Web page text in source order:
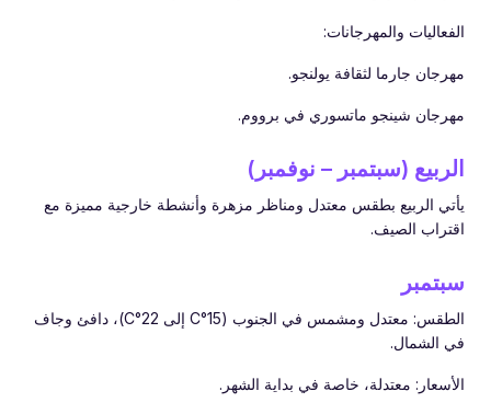
الفعاليات والمهرجانات:
مهرجان جارما لثقافة يولنجو.
مهرجان شينجو ماتسوري في برووم.
الربيع (سبتمبر – نوفمبر)
يأتي الربيع بطقس معتدل ومناظر مزهرة وأنشطة خارجية مميزة مع
اقتراب الصيف.
سبتمبر
الطقس: معتدل ومشمس في الجنوب (15°C إلى 22°C)، دافئ وجاف
في الشمال.
الأسعار: معتدلة، خاصة في بداية الشهر.